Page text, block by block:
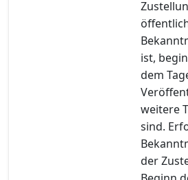
ist,
dem
weitere
sind.
der